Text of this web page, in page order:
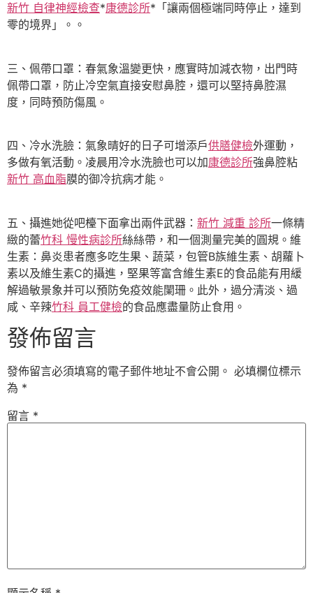
新竹 自律神經檢查*康德診所*「讓兩個極端同時停止，達到
零的境界」。。
三、佩帶口罩：春氣象溫變更快，應實時加減衣物，出門時
佩帶口罩，防止冷空氣直接安慰鼻腔，還可以堅持鼻腔濕
度，同時預防傷風。
四、冷水洗臉：氣象晴好的日子可增添戶供膳健檢外運動，
多做有氧活動。凌晨用冷水洗臉也可以加康德診所強鼻腔粘
新竹 高血脂膜的御冷抗病才能。
五、攝進她從吧檯下面拿出兩件武器： 新竹 減重 診所一條精
緻的蕾竹科 慢性病診所絲絲帶，和一個測量完美的圓規。維
生素：鼻炎患者應多吃生果、蔬菜，包管B族維生素、胡蘿卜
素以及維生素C的攝進，堅果等富含維生素E的食品能有用緩
解過敏景象并可以預防免疫效能闌珊。此外，過分清淡、過
咸、辛辣竹科 員工健檢的食品應盡量防止食用。
發佈留言
發佈留言必須填寫的電子郵件地址不會公開。 必填欄位標示
為 *
留言 *